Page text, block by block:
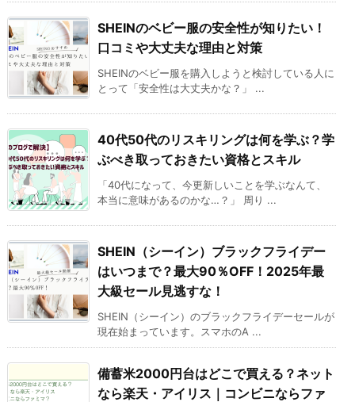
SHEINのベビー服の安全性が知りたい！
口コミや大丈夫な理由と対策
SHEINのベビー服を購入しようと検討している人に
とって「安全性は大丈夫かな？」 ...
40代50代のリスキリングは何を学ぶ？学
ぶべき取っておきたい資格とスキル
「40代になって、今更新しいことを学ぶなんて、
本当に意味があるのかな…？」 周り ...
SHEIN（シーイン）ブラックフライデー
はいつまで？最大90％OFF！2025年最
大級セール見逃すな！
SHEIN（シーイン）のブラックフライデーセールが
現在始まっています。スマホのA ...
備蓄米2000円台はどこで買える？ネット
なら楽天・アイリス｜コンビニならファ